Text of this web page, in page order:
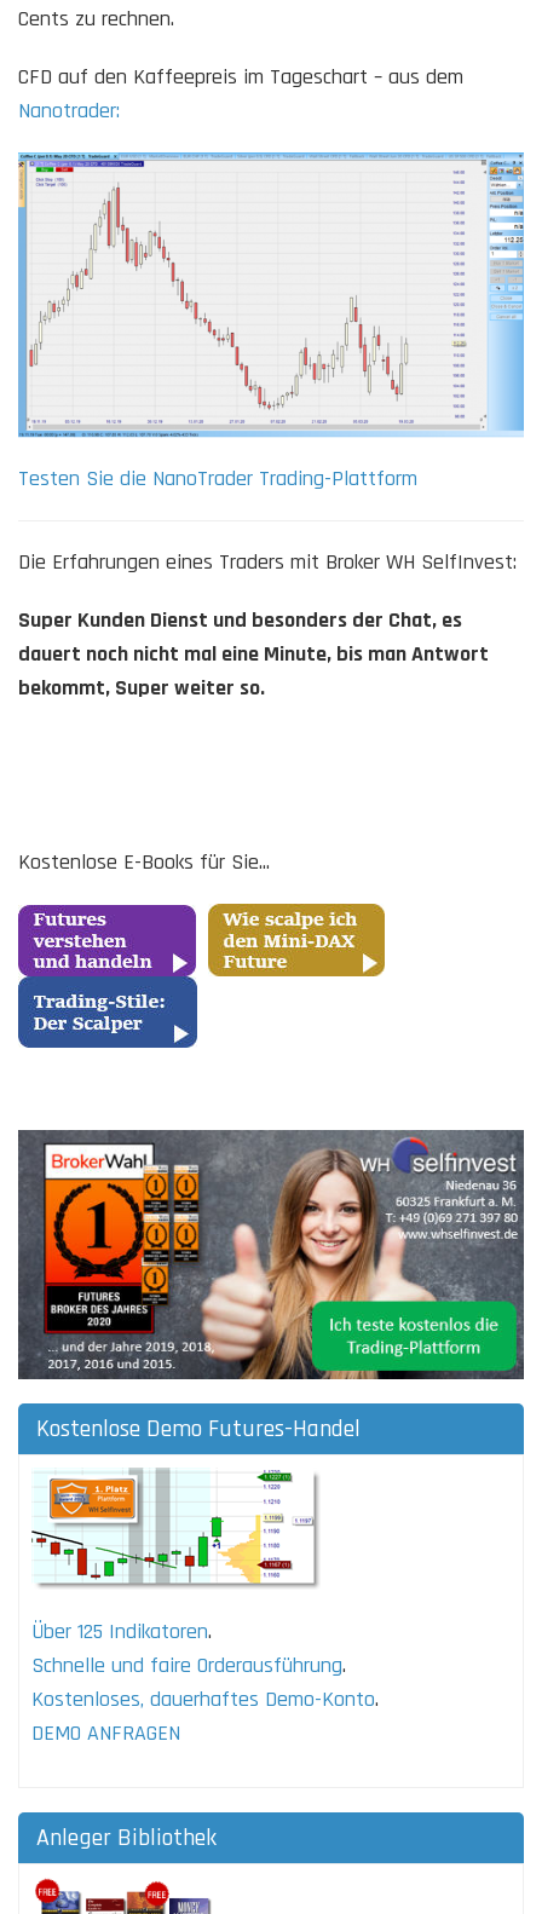
Cents zu rechnen.
CFD auf den Kaffeepreis im Tageschart – aus dem
Nanotrader:
Testen Sie die NanoTrader Trading-Plattform
Die Erfahrungen eines Traders mit Broker WH SelfInvest:
Super Kunden Dienst und besonders der Chat, es
dauert noch nicht mal eine Minute, bis man Antwort
bekommt, Super weiter so.
Kostenlose E-Books für Sie...
Kostenlose Demo Futures-Handel
Über 125 Indikatoren.
Schnelle und faire Orderausführung.
Kostenloses, dauerhaftes Demo-Konto.
DEMO ANFRAGEN
Anleger Bibliothek